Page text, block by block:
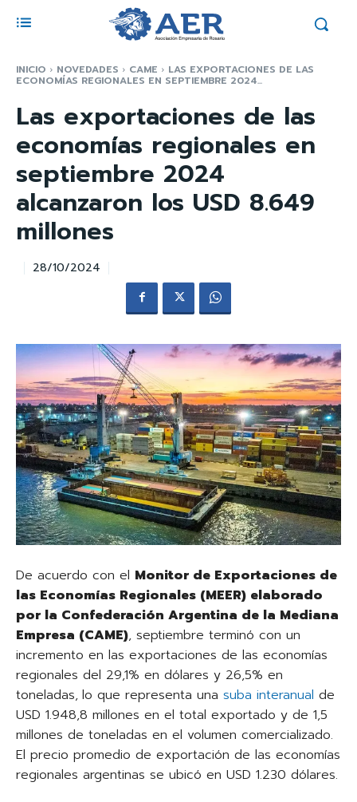
INICIO NOVEDADES CAME LAS EXPORTACIONES DE LAS
ECONOMÍAS REGIONALES EN SEPTIEMBRE 2024...
Las exportaciones de las
economías regionales en
septiembre 2024
alcanzaron los USD 8.649
millones
28/10/2024
De acuerdo con el Monitor de Exportaciones de
las Economías Regionales (MEER) elaborado
por la Confederación Argentina de la Mediana
Empresa (CAME), septiembre terminó con un
incremento en las exportaciones de las economías
regionales del 29,1% en dólares y 26,5% en
toneladas, lo que representa una suba interanual de
USD 1.948,8 millones en el total exportado y de 1,5
millones de toneladas en el volumen comercializado.
El precio promedio de exportación de las economías
regionales argentinas se ubicó en USD 1.230 dólares.